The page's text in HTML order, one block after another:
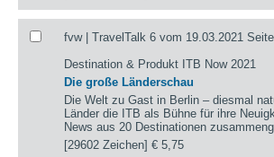
fvw | TravelTalk 6 vom 19.03.2021
Destination & Produkt ITB Now 2021
Die große Länderschau
Die Welt zu Gast in Berlin – diesmal
Länder die ITB als Bühne für ihre
News aus 20 Destinationen
[29602 Zeichen]€ 5,75